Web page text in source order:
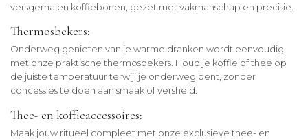
versgemalen koffiebonen, gezet met vakmanschap en precisie.
Thermosbekers:
Onderweg genieten van je warme dranken wordt eenvoudig
met onze praktische thermosbekers. Houd je koffie of thee op
de juiste temperatuur terwijl je onderweg bent, zonder
concessies te doen aan smaak of versheid.
Thee- en koffieaccessoires:
Maak jouw ritueel compleet met onze exclusieve thee- en